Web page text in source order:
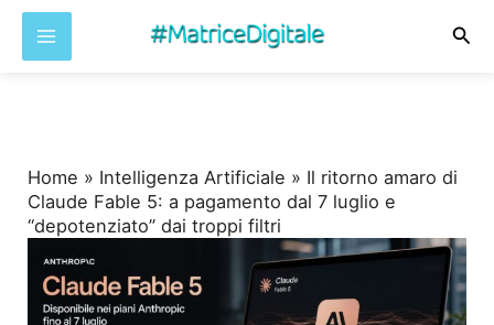
Home » Intelligenza Artificiale » Il ritorno amaro di
Claude Fable 5: a pagamento dal 7 luglio e
“depotenziato” dai troppi filtri